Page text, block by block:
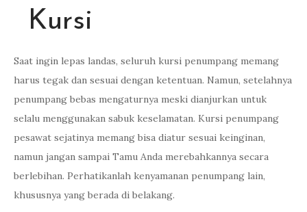
Kursi
Saat ingin lepas landas, seluruh kursi penumpang memang
harus tegak dan sesuai dengan ketentuan. Namun, setelahnya
penumpang bebas mengaturnya meski dianjurkan untuk
selalu menggunakan sabuk keselamatan. Kursi penumpang
pesawat sejatinya memang bisa diatur sesuai keinginan,
namun jangan sampai Tamu Anda merebahkannya secara
berlebihan. Perhatikanlah kenyamanan penumpang lain,
khususnya yang berada di belakang.